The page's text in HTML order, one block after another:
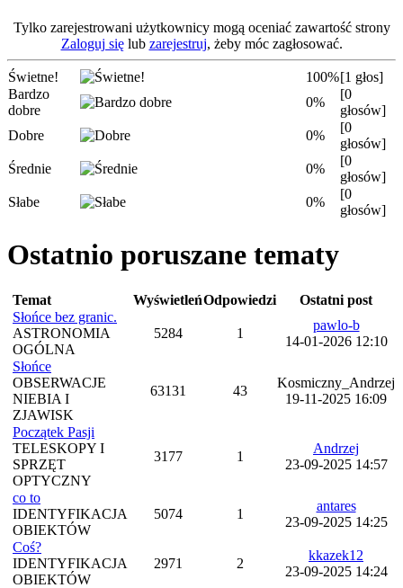
Tylko zarejestrowani użytkownicy mogą oceniać zawartość strony
Zaloguj sięlub zarejestruj, żeby móc zagłosować.
Świetne! 100%[1 głos]
Bardzo
dobre
0%
[0
głosów]
Dobre
0%
[0
głosów]
Średnie
0%
[0
głosów]
Słabe
0%
[0
głosów]
Ostatnio poruszane tematy
Temat WyświetleńOdpowiedzi
Ostatni post
Słońce bez granic.
ASTRONOMIA
OGÓLNA
5284 1
pawlo-b
14-01-2026 12:10
Słońce
OBSERWACJE
NIEBIA I
ZJAWISK
63131 43
Kosmiczny_Andrzej
19-11-2025 16:09
Początek Pasji
TELESKOPY I
SPRZĘT
OPTYCZNY
3177 1
Andrzej
23-09-2025 14:57
co to
IDENTYFIKACJA
OBIEKTÓW
5074 1
antares
23-09-2025 14:25
Coś?
IDENTYFIKACJA
OBIEKTÓW
2971 2
kkazek12
23-09-2025 14:24